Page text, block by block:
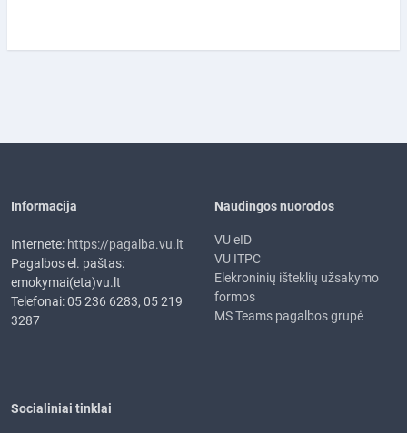
Informacija
Internete: https://pagalba.vu.lt
Pagalbos el. paštas:
emokymai(eta)vu.lt
Telefonai: 05 236 6283, 05 219
3287
Naudingos nuorodos
VU eID
VU ITPC
Elekroninių išteklių užsakymo
formos
MS Teams pagalbos grupė
Socialiniai tinklai